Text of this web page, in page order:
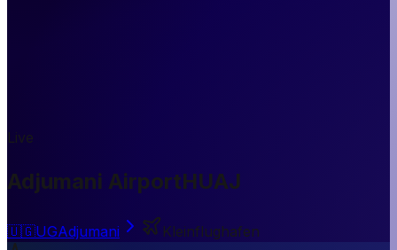
Live
Adjumani AirportHUAJ
🇺🇬UGAdjumani
Kleinflughafen